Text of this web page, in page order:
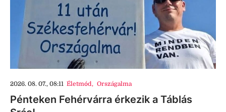
2026. 08. 07., 08:11 Életmód, Országalma
Pénteken Fehérvárra érkezik a Táblás